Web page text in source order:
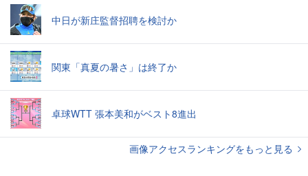
中日が新庄監督招聘を検討か
関東「真夏の暑さ」は終了か
卓球WTT 張本美和がベスト8進出
画像アクセスランキングをもっと見る